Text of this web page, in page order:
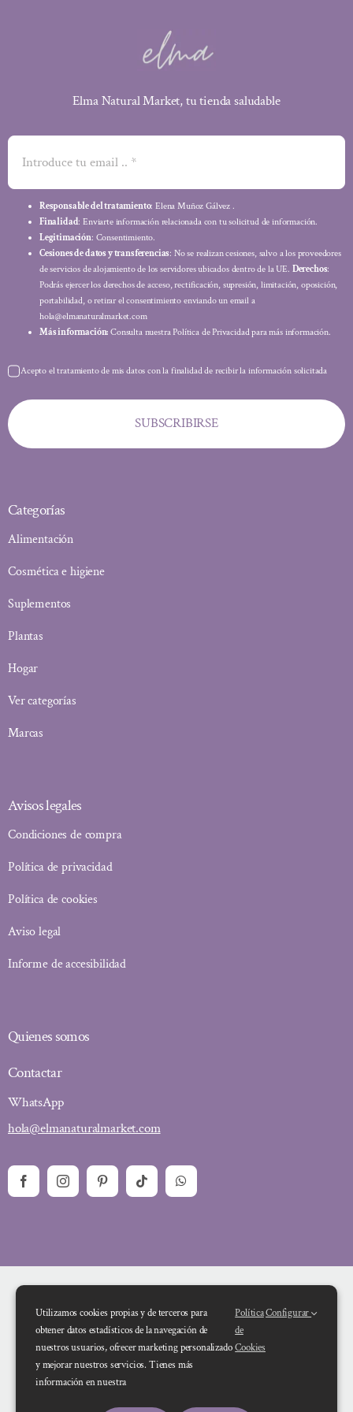
Elma Natural Market, tu tienda saludable
Responsable del tratamiento: Elena Muñoz Gálvez .
Finalidad: Enviarte información relacionada con tu solicitud de información.
Legitimación: Consentimiento.
Cesiones de datos y transferencias: No se realizan cesiones, salvo a los proveedores
de servicios de alojamiento de los servidores ubicados dentro de la UE. Derechos:
Podrás ejercer los derechos de acceso, rectificación, supresión, limitación, oposición,
portabilidad, o retirar el consentimiento enviando un email a
hola@elmanaturalmarket.com
Más información: Consulta nuestra Política de Privacidad para más información.
Acepto el tratamiento de mis datos con la finalidad de recibir la información solicitada
SUBSCRIBIRSE
Categorías
Alimentación
Cosmética e higiene
Suplementos
Plantas
Hogar
Ver categorías
Marcas
Avisos legales
Condiciones de compra
Política de privacidad
Política de cookies
Aviso legal
Informe de accesibilidad
Quienes somos
Contactar
WhatsApp
hola@elmanaturalmarket.com
Financiado por la Unión Europea – NextGenerationEU. Sin embargo, los
Utilizamos cookies propias y de terceros para
obtener datos estadísticos de la navegación de
nuestros usuarios, ofrecer marketing personalizado
y mejorar nuestros servicios. Tienes más
información en nuestra
Política
de
Cookies
Configurar